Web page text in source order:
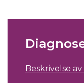
Beskrivelse